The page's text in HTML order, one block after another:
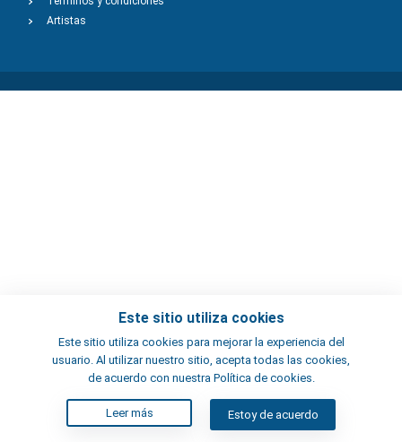
Este sitio utiliza cookies
Este sitio utiliza cookies para mejorar la experiencia del
usuario. Al utilizar nuestro sitio, acepta todas las cookies,
de acuerdo con nuestra Política de cookies.
Leer más Estoy de acuerdo
Artistas